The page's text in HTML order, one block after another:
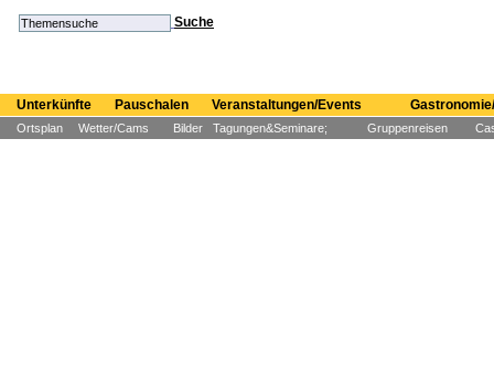
Unterkünfte Pauschalen Veranstaltungen/Events
Ortsplan Wetter/Cams Bilder Tagungen&Seminare; Gruppenreisen
Suche